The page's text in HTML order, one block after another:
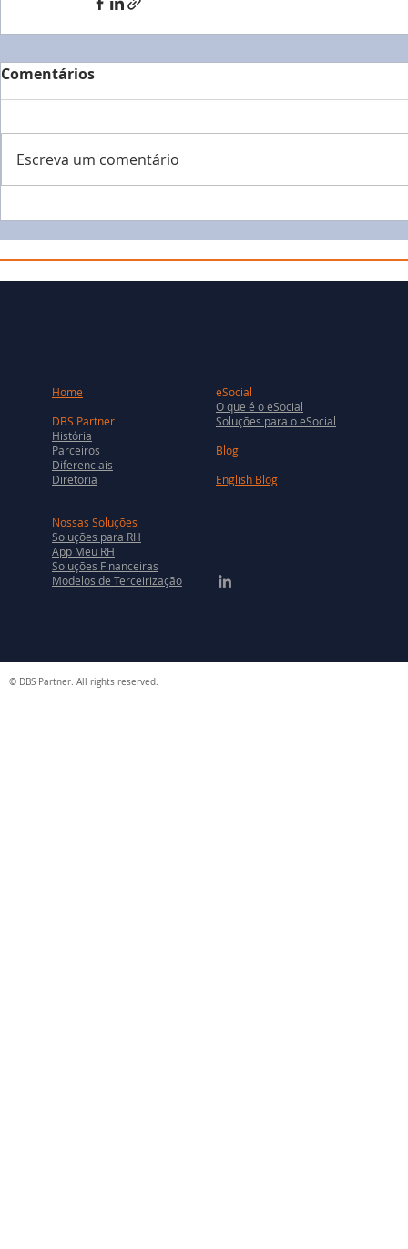
Comentários
Escreva um comentário
Home
DBS Partner
História
Parceiros
Diferenciais
Diretoria
eSocial
O que é o eSocial
Soluções para o eSocial
Blog
English Blog
Nossas Soluções
Soluções para RH
App Meu RH
Soluções Financeiras
Modelos de Terceirização
© DBS Partner. All rights reserved.